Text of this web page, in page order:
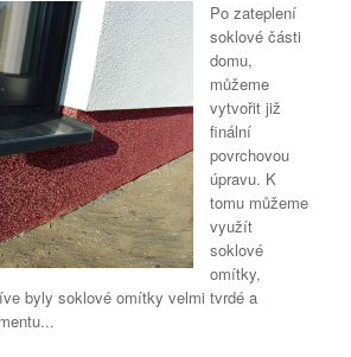
Po zateplení
soklové části
domu,
můžeme
vytvořit již
finální
povrchovou
úpravu. K
tomu můžeme
využít
soklové
omítky,
byly soklové omítky velmi tvrdé a